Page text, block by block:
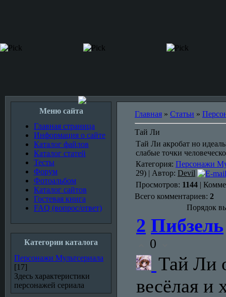
Меню сайта
Главная страница
Информация о сайте
Каталог файлов
Каталог статей
Тесты
Форум
Фотоальбом
Каталог сайтов
Гостевая книга
FAQ (вопрос/ответ)
Категории каталога
Персонажи Мультсериала
[17]
Здесь характеристики
персонажей сериала
Главная » Статьи »
Тай Ли
Тай Ли акробат но
слабые точки
Категория: Персонажи
29) | Автор: Devil
Просмотров: 1144 |
Всего комментариев: 2
Порядок
2 Пибзель
0
Тай Ли
весёлая и